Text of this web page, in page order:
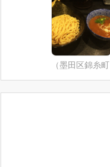
（墨田区錦糸町